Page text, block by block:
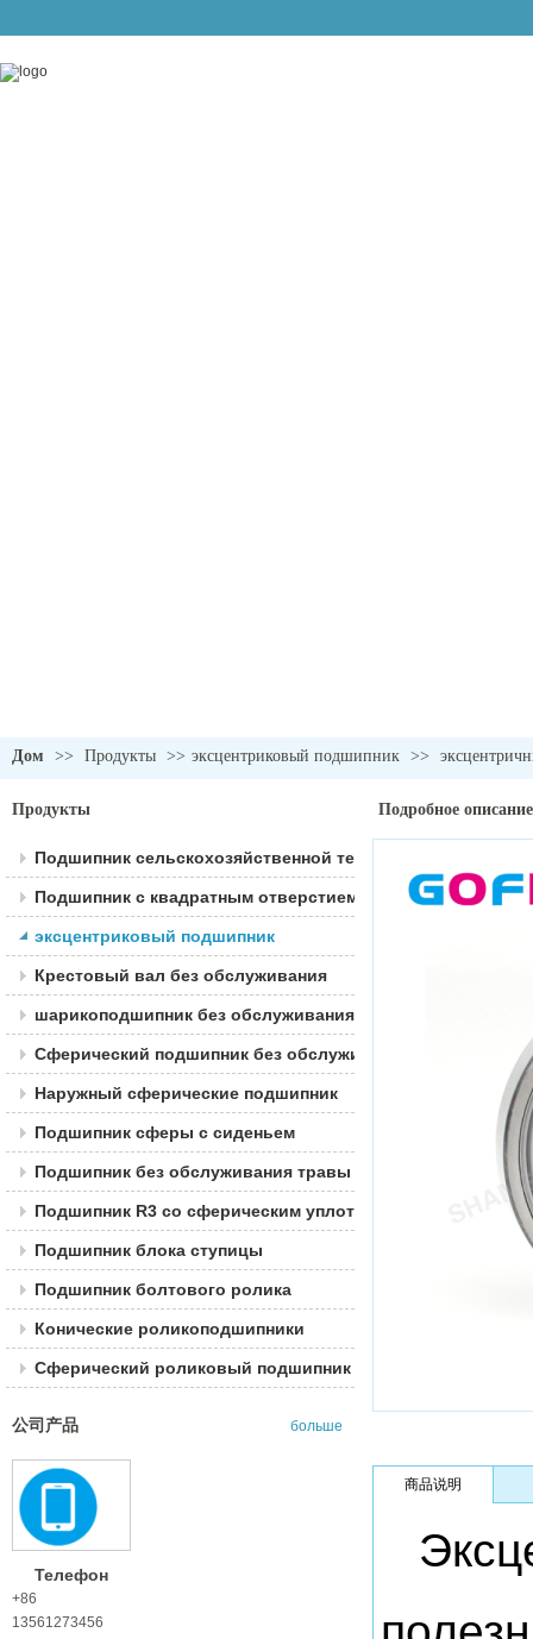
Дом >> Продукты >> эксцентриковый подшипник >>
Продукты
Подшипник сельскохозяйственной техники
Подшипник с квадратным отверстием
эксцентриковый подшипник
Крестовый вал без обслуживания
шарикоподшипник без обслуживания
Сферический подшипник без обслуживания
Наружный сферические подшипник
Подшипник сферы с сиденьем
Подшипник без обслуживания травы
Подшипник R3 со сферическим уплотнением
Подшипник блока ступицы
Подшипник болтового ролика
Конические роликоподшипники
Сферический роликовый подшипник
公司产品 больше
Телефон
+86
13561273456
Подробное описание
商品说明